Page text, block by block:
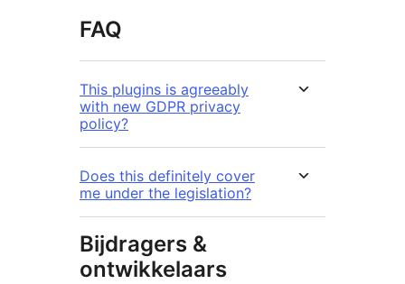
FAQ
This plugins is agreeably
with new GDPR privacy
policy?
Does this definitely cover
me under the legislation?
Bijdragers &
ontwikkelaars